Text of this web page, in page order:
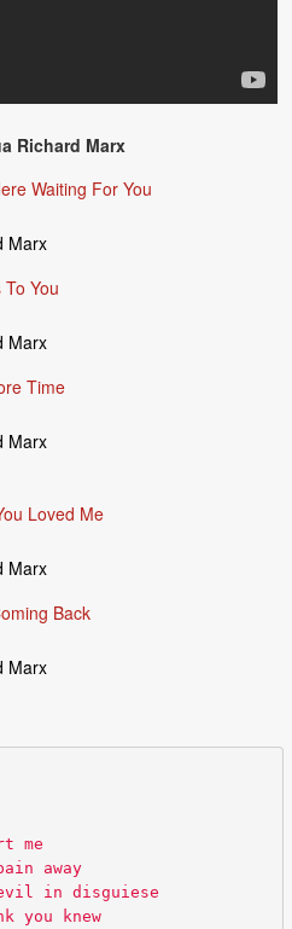
Richard Marx
Waiting For You
Marx
You
Marx
Time
Marx
Loved Me
Marx
Back
Marx
me
away
in disguiese
you knew